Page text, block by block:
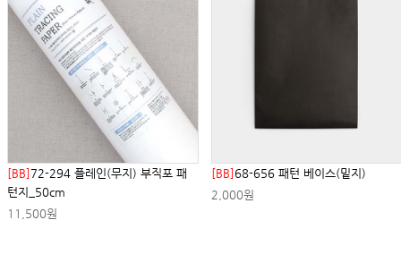
[BB] 72-294 플레인(무지) 부직포 패
턴지_50cm
11,500원
[BB]68-656 패턴 베이스(밑지)
2,000원